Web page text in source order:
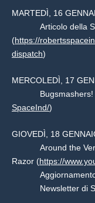
MARTEDÌ, 16
Articolo della
(https://
dispatch)
MERCOLEDÌ, 17
SpaceInd/)
GIOVEDÌ, 18
Around the Verse
Razor (https://
Aggiornamento
Newsletter di